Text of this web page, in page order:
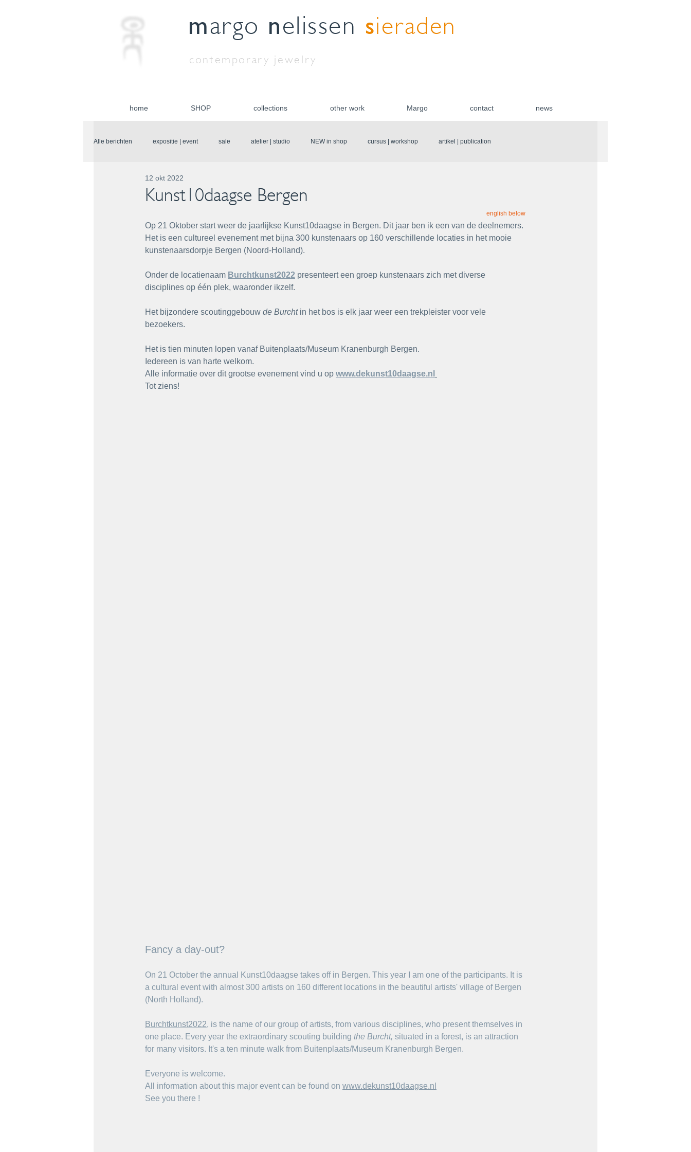
margo nelissen sieraden
contemporary jewelry
home SHOP collections other work Margo contact news
Alle berichten expositie | event sale atelier | studio NEW in shop cursus | workshop artikel | publication
Kunst10daagse Bergen
12 okt 2022
english below
Op 21 Oktober start weer de jaarlijkse Kunst10daagse in Bergen. Dit jaar ben ik een van de deelnemers.
Het is een cultureel evenement met bijna 300 kunstenaars op 160 verschillende locaties in het mooie
kunstenaarsdorpje Bergen (Noord-Holland).
Onder de locatienaam Burchtkunst2022 presenteert een groep kunstenaars zich met diverse
disciplines op één plek, waaronder ikzelf.
Het bijzondere scoutinggebouw de Burcht in het bos is elk jaar weer een trekpleister voor vele
bezoekers.
Het is tien minuten lopen vanaf Buitenplaats/Museum Kranenburgh Bergen.
Iedereen is van harte welkom.
Alle informatie over dit grootse evenement vind u op www.dekunst10daagse.nl
Tot ziens!
Fancy a day-out?
On 21 October the annual Kunst10daagse takes off in Bergen. This year I am one of the participants. It is
a cultural event with almost 300 artists on 160 different locations in the beautiful artists' village of Bergen
(North Holland).
Burchtkunst2022, is the name of our group of artists, from various disciplines, who present themselves in
one place. Every year the extraordinary scouting building the Burcht, situated in a forest, is an attraction
for many visitors. It's a ten minute walk from Buitenplaats/Museum Kranenburgh Bergen.
Everyone is welcome.
All information about this major event can be found on www.dekunst10daagse.nl
See you there !